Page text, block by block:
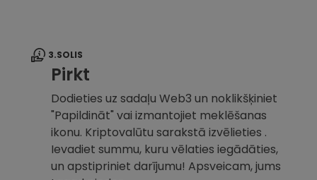
3.SOLIS
Pirkt
Dodieties uz sadaļu Web3 un noklikšķiniet
"Papildināt" vai izmantojiet meklēšanas
ikonu. Kriptovalūtu sarakstā izvēlieties .
Ievadiet summu, kuru vēlaties iegādāties,
un apstipriniet darījumu! Apsveicam, jums